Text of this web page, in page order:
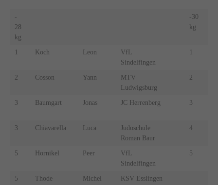
-
28
kg
-30
kg
1 Koch Leon
VfL
Sindelfingen
1
2 Cosson Yann
MTV
Ludwigsburg
2
3 Baumgart Jonas JC Herrenberg 3
3 Chiavarella Luca
Judoschule
Roman Baur
4
5 Hornikel Peer
VfL
Sindelfingen
5
5 Thode Michel KSV Esslingen